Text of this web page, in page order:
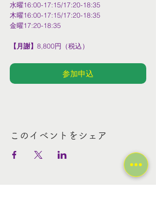
水曜16:00-17:15/17:20-18:35
木曜16:00-17:15/17:20-18:35
金曜17:20-18:35
【月謝】 8,800円（税込）
参加申込
このイベントをシェア